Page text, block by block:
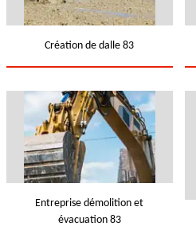
Création de dalle 83
Entreprise démolition et
évacuation 83